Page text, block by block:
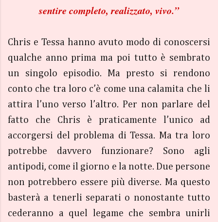
sentire completo, realizzato, vivo.”
Chris e Tessa hanno avuto modo di conoscersi
qualche anno prima ma poi tutto è sembrato
un singolo episodio. Ma presto si rendono
conto che tra loro c’è come una calamita che li
attira l’uno verso l’altro. Per non parlare del
fatto che Chris è praticamente l’unico ad
accorgersi del problema di Tessa. Ma tra loro
potrebbe davvero funzionare? Sono agli
antipodi, come il giorno e la notte. Due persone
non potrebbero essere più diverse. Ma questo
basterà a tenerli separati o nonostante tutto
cederanno a quel legame che sembra unirli